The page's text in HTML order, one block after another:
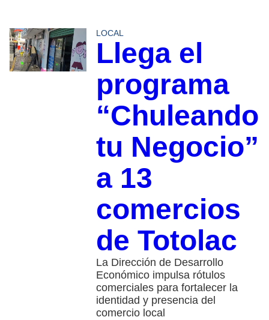
LOCAL
Llega el
programa
“Chuleando
tu Negocio”
a 13
comercios
de Totolac
La Dirección de Desarrollo
Económico impulsa rótulos
comerciales para fortalecer la
identidad y presencia del
comercio local